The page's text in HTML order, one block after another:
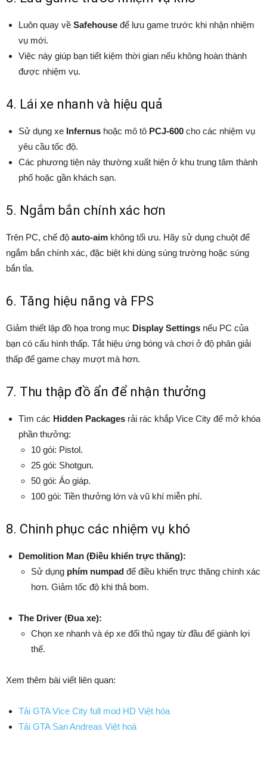
Luôn quay về Safehouse để lưu game trước khi nhận nhiệm
vụ mới.
Việc này giúp bạn tiết kiệm thời gian nếu không hoàn thành
được nhiệm vụ.
4. Lái xe nhanh và hiệu quả
Sử dụng xe Infernus hoặc mô tô PCJ-600 cho các nhiệm vụ
yêu cầu tốc độ.
Các phương tiện này thường xuất hiện ở khu trung tâm thành
phố hoặc gần khách sạn.
5. Ngắm bắn chính xác hơn
Trên PC, chế độ auto-aim không tối ưu. Hãy sử dụng chuột để
ngắm bắn chính xác, đặc biệt khi dùng súng trường hoặc súng
bắn tỉa.
6. Tăng hiệu năng và FPS
Giảm thiết lập đồ họa trong mục Display Settings nếu PC của
bạn có cấu hình thấp. Tắt hiệu ứng bóng và chơi ở độ phân giải
thấp để game chạy mượt mà hơn.
7. Thu thập đồ ẩn để nhận thưởng
Tìm các Hidden Packages rải rác khắp Vice City để mở khóa
phần thưởng:
10 gói: Pistol.
25 gói: Shotgun.
50 gói: Áo giáp.
100 gói: Tiền thưởng lớn và vũ khí miễn phí.
8. Chinh phục các nhiệm vụ khó
Demolition Man (Điều khiển trực thăng):
Sử dụng phím numpad để điều khiển trực thăng chính xác
hơn. Giảm tốc độ khi thả bom.
The Driver (Đua xe):
Chọn xe nhanh và ép xe đối thủ ngay từ đầu để giành lợi
thế.
Xem thêm bài viết liên quan:
Tải GTA Vice City full mod HD Việt hóa
Tải GTA San Andreas Việt hoá